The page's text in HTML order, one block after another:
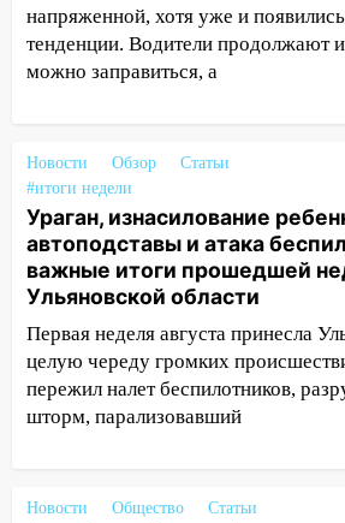
непогода
07:30
Евро-3 вместо Евро-
означают классы бензина
06:30 Какая погода будет в
области днем 9 августа
05:05 День, когда всё
измениться: гороскоп на 9
три знака получат шанс,
упустить
08.08.2026
20:10
Во время урагана в
Волге перевернулась лодка
заблокировало в машине
напряженной, хотя уже и
тенденции. Водители продолжают
можно заправиться, а
Новости Обзор
Статьи
#итоги недели
Ураган, изнасилование
автоподставы и атака
важные итоги прошедшей
Ульяновской области
Первая неделя августа принесла
целую череду громких
пережил налет беспилотников,
шторм, парализовавший
Новости Общество
Статьи